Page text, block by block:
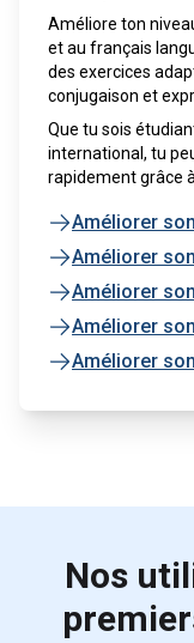
Améliore ton
et au français
des exercices
conjugaison et
Que tu sois
international, tu
rapidement grâce
Améliorer
Améliorer
Améliorer
Améliorer
Améliorer
Nos